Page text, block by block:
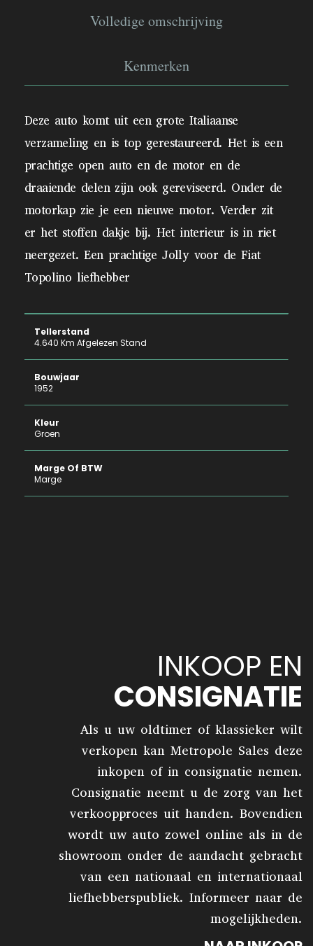
Volledige omschrijving
Kenmerken
Deze auto komt uit een grote Italiaanse
verzameling en is top gerestaureerd. Het is een
prachtige open auto en de motor en de
draaiende delen zijn ook gereviseerd. Onder de
motorkap zie je een nieuwe motor. Verder zit
er het stoffen dakje bij. Het interieur is in riet
neergezet. Een prachtige Jolly voor de Fiat
Topolino liefhebber
Tellerstand
4.640 Km Afgelezen Stand
Bouwjaar
1952
Kleur
Groen
Marge Of BTW
Marge
INKOOP EN
CONSIGNATIE
Als u uw oldtimer of klassieker wilt
verkopen kan Metropole Sales deze
inkopen of in consignatie nemen.
Consignatie neemt u de zorg van het
verkoopproces uit handen. Bovendien
wordt uw auto zowel online als in de
showroom onder de aandacht gebracht
van een nationaal en internationaal
liefhebberspubliek. Informeer naar de
mogelijkheden.